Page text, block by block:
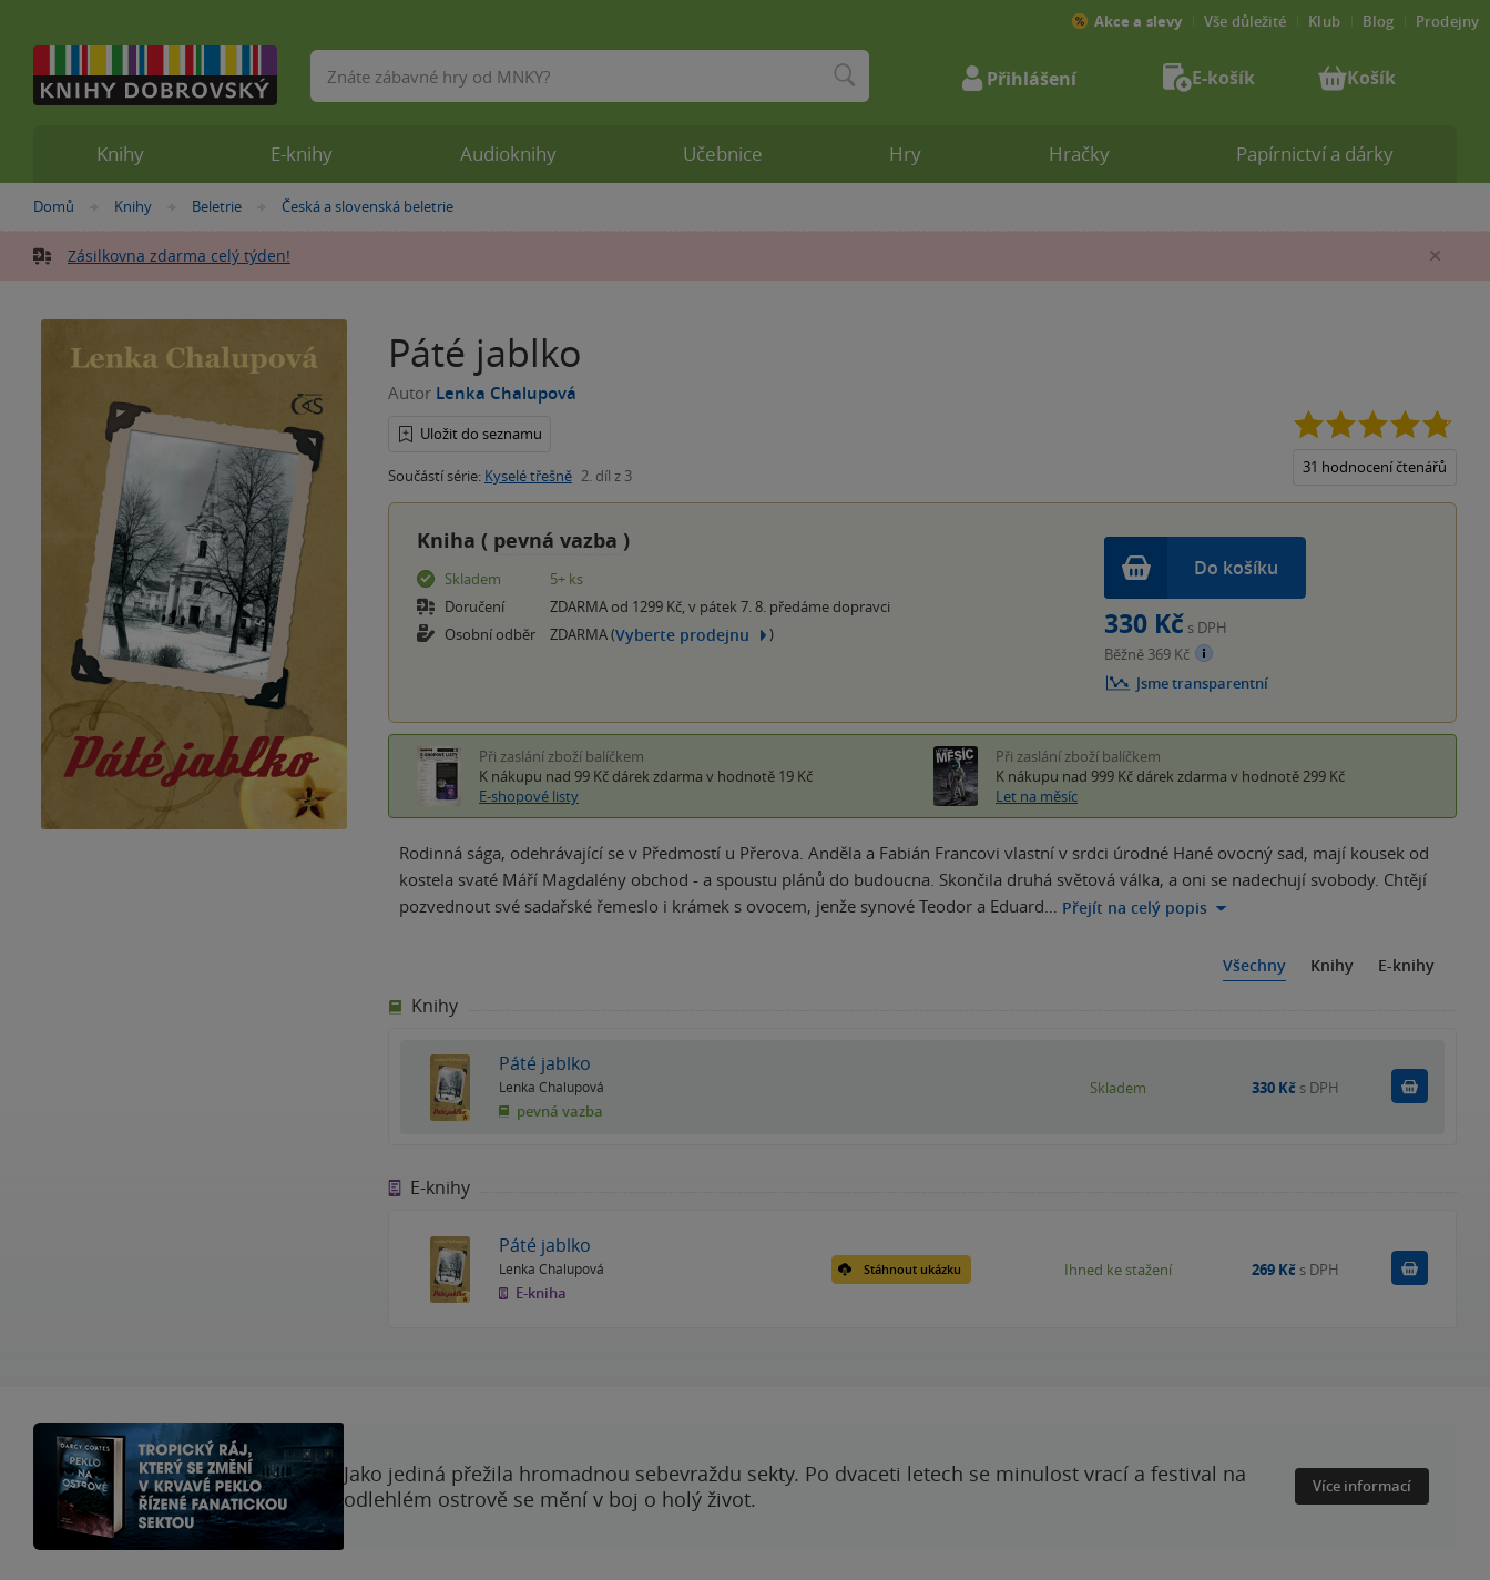
Nacházíte
zde:
Domů »
Knihy »
Beletrie »
Česká a slovenská beletrie
Zásilkovna zdarma celý týden!
Páté jablko
Autor Lenka Chalupová
Uložit do seznamu
Součástí série: Kyselé třešně 2. díl z 3 31 hodnocení čtenářů
Kniha ( pevná vazba )
Skladem
5+ ks
Doručení
ZDARMA od 1299 Kč, v pátek 7. 8. předáme dopravci
Osobní odběr
ZDARMA (Vyberte prodejnu )
Do košíku
330 Kč s DPH
Běžně 369 Kč
Jsme transparentní
Při zaslání zboží balíčkem
K nákupu nad 99 Kč dárek zdarma v hodnotě 19 Kč
E-shopové listy
Při zaslání zboží balíčkem
K nákupu nad 999 Kč dárek zdarma v hodnotě 299 Kč
Let na měsíc
Rodinná sága, odehrávající se v Předmostí u Přerova. Anděla a Fabián Francovi vlastní v srdci úrodné Hané ovocný sad, mají kousek od
kostela svaté Máří Magdalény obchod - a spoustu plánů do budoucna. Skončila druhá světová válka, a oni se nadechují svobody. Chtějí
pozvednout své sadařské řemeslo i krámek s ovocem, jenže synové Teodor a Eduard… Přejít na celý popis
Všechny Knihy E-knihy
Knihy
Páté jablko
Lenka Chalupová
pevná vazba
Skladem 330 Kč s DPH
E-knihy
Páté jablko
Lenka Chalupová
E-kniha
Stáhnout ukázku Ihned ke stažení 269 Kč s DPH Koupit
Jako jediná přežila hromadnou sebevraždu sekty. Po dvaceti letech se minulost vrací a festival na
odlehlém ostrově se mění v boj o holý život.
Více informací
Knihy E-knihy Audioknihy Učebnice Hry Hračky Papírnictví a dárky
Akce a slevy Vše důležité Klub Blog Prodejny
Vyhledávání Přihlášení E-košík Košík